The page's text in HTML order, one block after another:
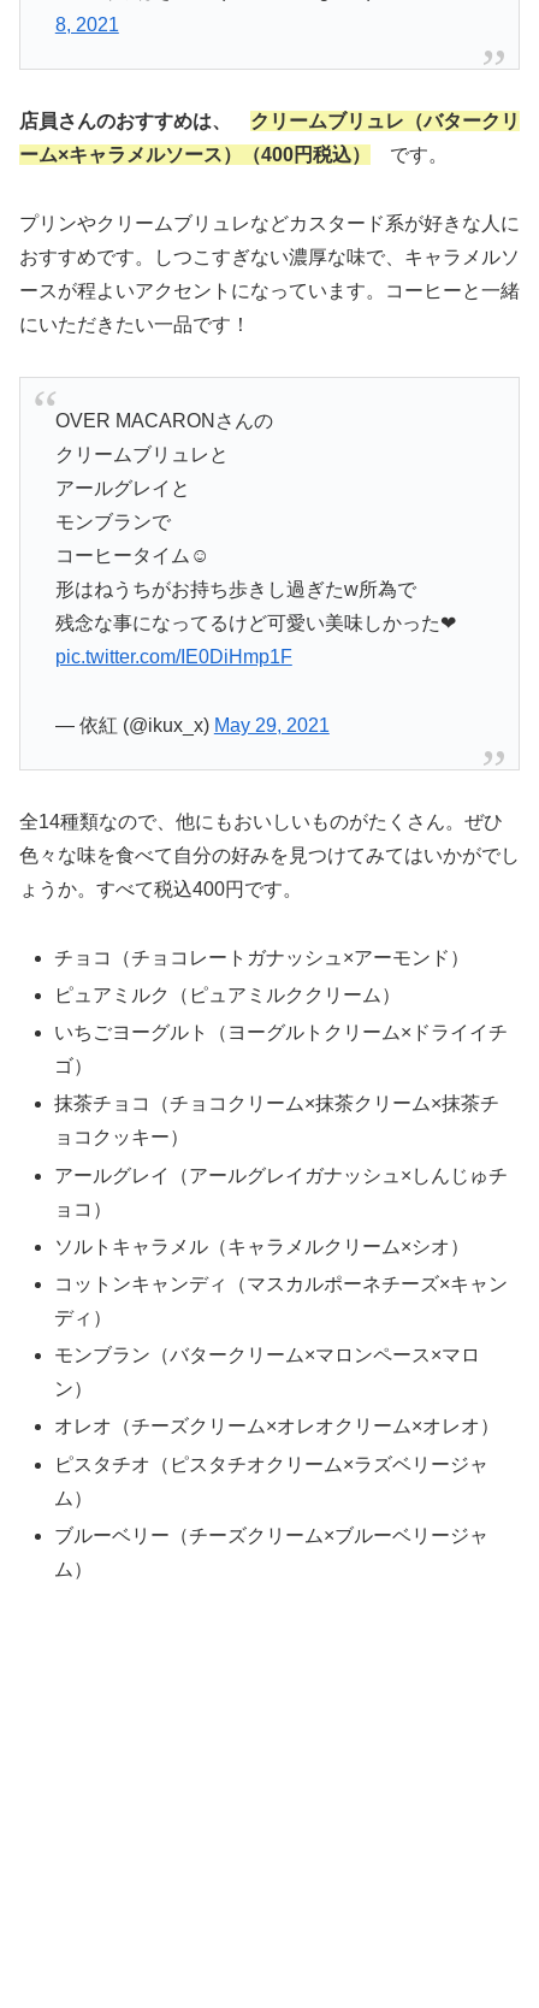
8, 2021
店員さんのおすすめは、 クリームブリュレ（バタークリ
ーム×キャラメルソース）（400円税込）
です。
プリンやクリームブリュレなどカスタード系が好きな人に
おすすめです。しつこすぎない濃厚な味で、キャラメルソ
ースが程よいアクセントになっています。コーヒーと一緒
にいただきたい一品です！
OVER MACARONさんの
クリームブリュレと
アールグレイと
モンブランで
コーヒータイム☺️
形はねうちがお持ち歩きし過ぎたw所為で
残念な事になってるけど可愛い美味しかった❤
pic.twitter.com/IE0DiHmp1F
— 依紅 (@ikux_x) May 29, 2021
全14種類なので、他にもおいしいものがたくさん。ぜひ
色々な味を食べて自分の好みを見つけてみてはいかがでし
ょうか。すべて税込400円です。
チョコ（チョコレートガナッシュ×アーモンド）
ピュアミルク（ピュアミルククリーム）
いちごヨーグルト（ヨーグルトクリーム×ドライイチ
ゴ）
抹茶チョコ（チョコクリーム×抹茶クリーム×抹茶チ
ョコクッキー）
アールグレイ（アールグレイガナッシュ×しんじゅチ
ョコ）
ソルトキャラメル（キャラメルクリーム×シオ）
コットンキャンディ（マスカルポーネチーズ×キャン
ディ）
モンブラン（バタークリーム×マロンペース×マロ
ン）
オレオ（チーズクリーム×オレオクリーム×オレオ）
ピスタチオ（ピスタチオクリーム×ラズベリージャ
ム）
ブルーベリー（チーズクリーム×ブルーベリージャ
ム）